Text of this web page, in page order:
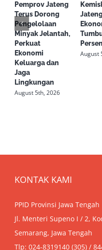
Pemprov Jateng
Terus Dorong
Pengelolaan
Minyak Jelantah,
Perkuat
Ekonomi
Keluarga dan
Jaga
Lingkungan
August 5th, 2026
Persen
August
KONTAK KAMI
PPID Provinsi Jawa Tengah
Jl. Menteri Supeno I / 2,
Semarang, Jawa Tengah
Tlp: 024-8319140 (305) /